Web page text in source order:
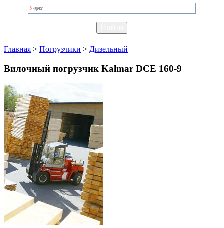
Главная > Погрузчики > Дизельный
Вилочный погрузчик Kalmar DCE 160-9